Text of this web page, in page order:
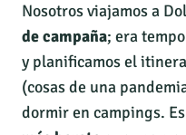
Nosotros viajamos a
de campaña; era
y planificamos el
(cosas de una
dormir en campings.